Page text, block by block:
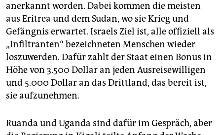
anerkannt worden. Dabei kommen die meisten
aus Eritrea und dem Sudan, wo sie Krieg und
Gefängnis erwartet. Israels Ziel ist, alle offiziell als
„Infiltranten“ bezeichneten Menschen wieder
loszuwerden. Dafür zahlt der Staat einen Bonus in
Höhe von 3.500 Dollar an jeden Ausreisewilligen
und 5.000 Dollar an das Drittland, das bereit ist,
sie aufzunehmen.
Ruanda und Uganda sind dafür im Gespräch, aber